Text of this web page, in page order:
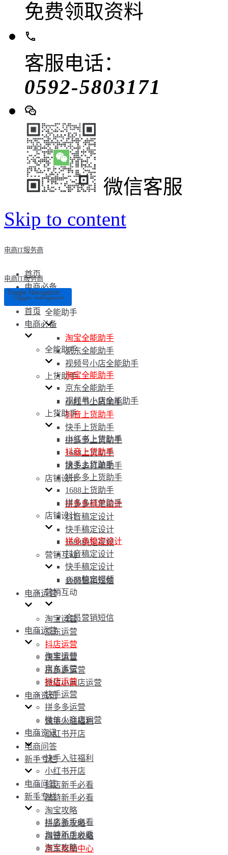
免费领取资料
客服电话：
0592-5803171
微信客服
Skip to content
电商IT服务商
首页
电商必备
全能助手
淘宝全能助手
京东全能助手
视频号小店全能助手
上货助手
小红书上货助手
抖音上货助手
快手上货助手
拼多多上货助手
1688上货助手
拼多多打单助手
店铺设计
拼多多稿定设计
抖音稿定设计
快手稿定设计
1688稿定视频
营销互动
会员营销短信
电商运营
淘宝运营
京东运营
抖店运营
快手运营
拼多多运营
微信小商店运营
电商资讯
快手入驻福利
小红书开店
电商问答
新手专栏
抖店新手必看
淘特新手必看
淘宝攻略
拼多多攻略
抖音小店攻略
京东帮助中心
电商IT服务商
Toggle Navigation
Toggle Navigation
首页
电商必备
全能助手
淘宝全能助手
京东全能助手
视频号小店全能助手
上货助手
小红书上货助手
抖音上货助手
快手上货助手
拼多多上货助手
1688上货助手
拼多多打单助手
店铺设计
拼多多稿定设计
抖音稿定设计
快手稿定设计
1688稿定视频
营销互动
会员营销短信
电商运营
淘宝运营
京东运营
抖店运营
快手运营
拼多多运营
微信小商店运营
电商资讯
快手入驻福利
小红书开店
电商问答
新手专栏
抖店新手必看
淘特新手必看
淘宝攻略